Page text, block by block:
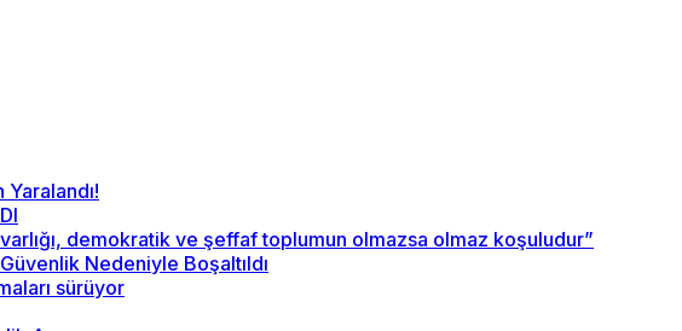
Yaralandı!
demokratik ve şeffaf toplumun olmazsa olmaz koşuludur”
Nedeniyle Boşaltıldı
sürüyor